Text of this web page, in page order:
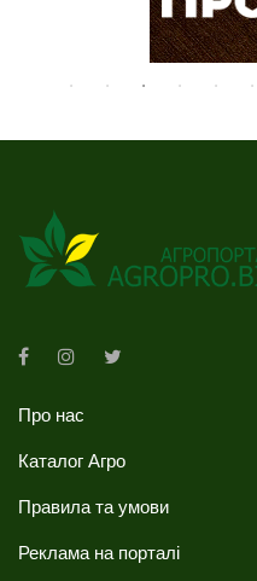
Про нас
Каталог Агро
Правила та умови
Реклама на порталі